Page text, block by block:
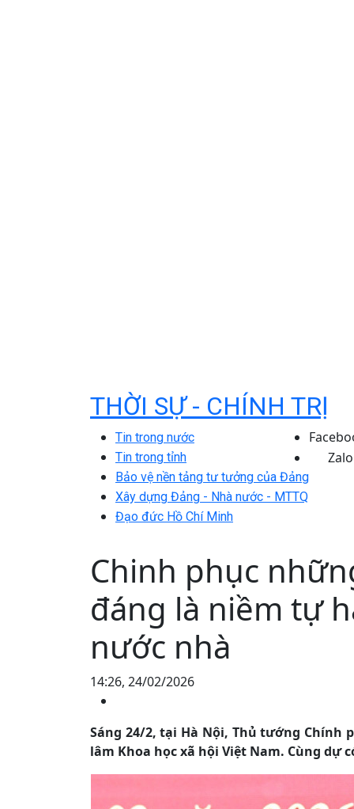
THỜI SỰ - CHÍNH TRỊ
Tin trong nước
Tin trong tỉnh
Bảo vệ nền tảng tư tưởng của Đảng
Xây dựng Đảng - Nhà nước - MTTQ
Đạo đức Hồ Chí Minh
Zalo
Chinh phục
đáng là niềm tự
nước nhà
14:26, 24/02/2026
Sáng 24/2, tại Hà Nội, Thủ tướng Chính
lâm Khoa học xã hội Việt Nam. Cùng dự